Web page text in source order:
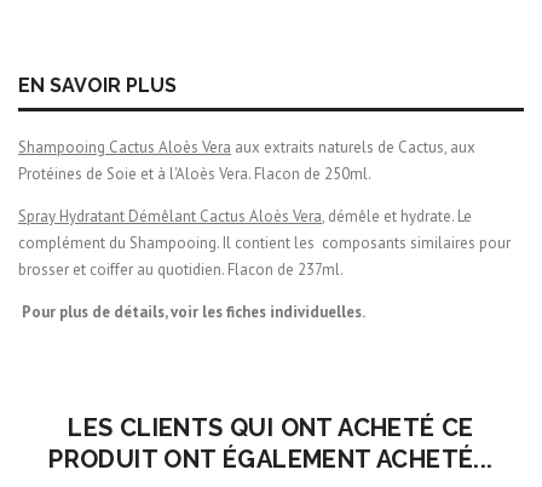
EN SAVOIR PLUS
Shampooing Cactus Aloès Vera aux extraits naturels de Cactus, aux
Protéines de Soie et à l'Aloès Vera. Flacon de 250ml.
Spray Hydratant Démêlant Cactus Aloès Vera, démêle et hydrate. Le
complément du Shampooing. Il contient les composants similaires pour
brosser et coiffer au quotidien. Flacon de 237ml.
Pour plus de détails, voir les fiches individuelles.
LES CLIENTS QUI ONT ACHETÉ CE
PRODUIT ONT ÉGALEMENT ACHETÉ...